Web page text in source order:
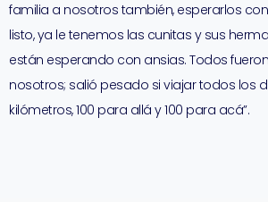
familia a nosotros también, esperarlos
listo, ya le tenemos las cunitas y sus
están esperando con ansias. Todos
nosotros; salió pesado si viajar todos los
kilómetros, 100 para allá y 100 para acá”.